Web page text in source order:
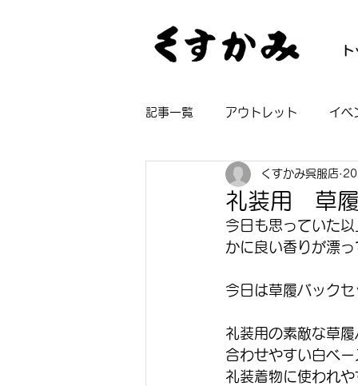
記事一覧 アウトレット イベ
着物 長襦袢
礼装用 草履
くすかみ呉服店
今日も思っていた
かに良い香りが漂
今日は草履バックセ
礼装用の素敵な草履
合わせやすい白ベ
礼装着物に使われ